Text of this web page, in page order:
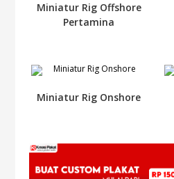
Miniatur Rig Offshore
Pertamina
Miniatur Rig Onshore